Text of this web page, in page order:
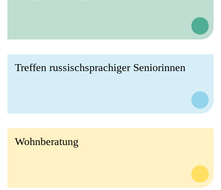
Treffen russischsprachiger Seniorinnen
Wohnberatung